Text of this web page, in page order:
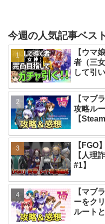
今週の人気記事ベス
【ウマ
者（三
して引
【マブ
攻略ル
【Steam
【FGO
【人理
#1】
【マブ
ーをク
ルート